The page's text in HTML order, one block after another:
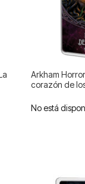
Arkham
corazón de
No está